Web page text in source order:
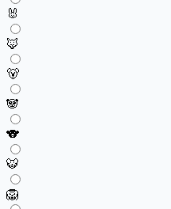
🐰
🦊
🐻
🐼
🐨
🐯
🦁